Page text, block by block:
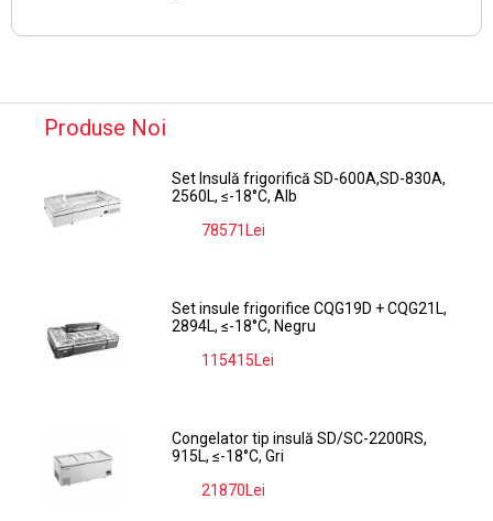
Produse Noi
Set Insulă frigorifică SD-600A,SD-830A,
2560L, ≤-18°C, Alb
78571Lei
Set insule frigorifice CQG19D + CQG21L,
2894L, ≤-18°C, Negru
115415Lei
Congelator tip insulă SD/SC-2200RS,
915L, ≤-18°C, Gri
21870Lei